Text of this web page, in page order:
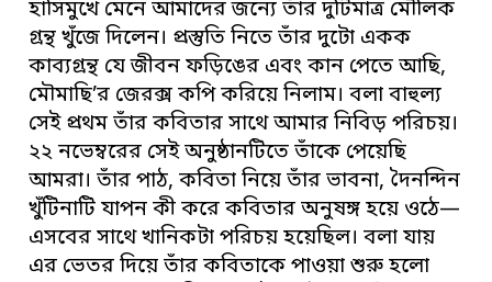
হাসিমুখে মেনে আমাদের জন্যে তাঁর দুটিমাত্র মৌলিক
গ্রন্থ খুঁজে দিলেন। প্রস্তুতি নিতে তাঁর দুটো একক
কাব্যগ্রন্থ যে জীবন ফড়িঙের এবং কান পেতে আছি,
মৌমাছি’র জেরক্স কপি করিয়ে নিলাম। বলা বাহুল্য
সেই প্রথম তাঁর কবিতার সাথে আমার নিবিড় পরিচয়।
২২ নভেম্বরের সেই অনুষ্ঠানটিতে তাঁকে পেয়েছি
আমরা। তাঁর পাঠ, কবিতা নিয়ে তাঁর ভাবনা, দৈনন্দিন
খুঁটিনাটি যাপন কী করে কবিতার অনুষঙ্গ হয়ে ওঠে—
এসবের সাথে খানিকটা পরিচয় হয়েছিল। বলা যায়
এর ভেতর দিয়ে তাঁর কবিতাকে পাওয়া শুরু হলো